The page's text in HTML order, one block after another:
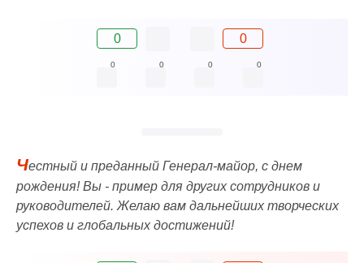
0 0
0 0 0 0
Честный и преданный Генерал-майор, с днем
рождения! Вы - пример для других сотрудников и
руководителей. Желаю вам дальнейших творческих
успехов и глобальных достижений!